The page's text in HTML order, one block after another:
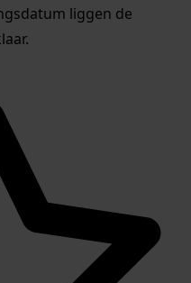
liggen de